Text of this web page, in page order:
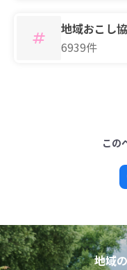
地域おこし
6939件
この
地域